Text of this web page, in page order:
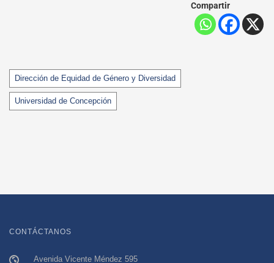
Compartir
Tags
Dirección de Equidad de Género y Diversidad
Universidad de Concepción
CONTÁCTANOS
Avenida Vicente Méndez 595